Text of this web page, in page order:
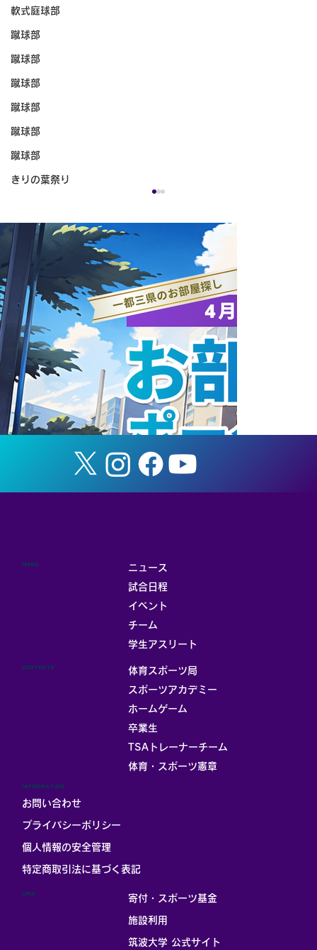
軟式庭球部
蹴球部
蹴球部
蹴球部
蹴球部
蹴球部
蹴球部
きりの葉祭り
第31回つくば体操フェスティバル
ニュース
試合日程
イベント
チーム
学生アスリート
MENU
体育スポーツ局
スポーツアカデミー
ホームゲーム
卒業生
TSAトレーナーチーム
体育・スポーツ憲章
CONTENTS
寄付・スポーツ基金
施設利用
筑波大学 公式サイト
LINK
INFORMATION
お問い合わせ
プライバシーポリシー
個人情報の安全管理
​特定商取引法に基づく表記